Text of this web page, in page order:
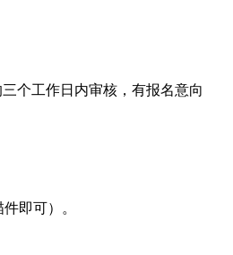
个工作日内审核，有报名意向
即可）。